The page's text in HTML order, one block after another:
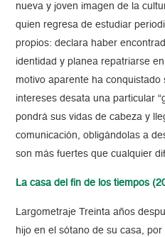
nueva y joven imagen de la
quien regresa de estudiar
propios: declara haber
identidad y planea repatriarse
motivo aparente ha
intereses desata una particular
pondrá sus vidas de cabeza y
comunicación, obligándolas a
son más fuertes que cualquier
La casa del fin de los tiempos
Largometraje Treinta años
hijo en el sótano de su casa,